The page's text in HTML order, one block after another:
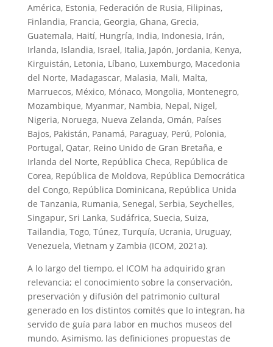
América, Estonia, Federación de Rusia, Filipinas,
Finlandia, Francia, Georgia, Ghana, Grecia,
Guatemala, Haití, Hungría, India, Indonesia, Irán,
Irlanda, Islandia, Israel, Italia, Japón, Jordania, Kenya,
Kirguistán, Letonia, Líbano, Luxemburgo, Macedonia
del Norte, Madagascar, Malasia, Mali, Malta,
Marruecos, México, Mónaco, Mongolia, Montenegro,
Mozambique, Myanmar, Nambia, Nepal, Nigel,
Nigeria, Noruega, Nueva Zelanda, Omán, Países
Bajos, Pakistán, Panamá, Paraguay, Perú, Polonia,
Portugal, Qatar, Reino Unido de Gran Bretaña, e
Irlanda del Norte, República Checa, República de
Corea, República de Moldova, República Democrática
del Congo, República Dominicana, República Unida
de Tanzania, Rumania, Senegal, Serbia, Seychelles,
Singapur, Sri Lanka, Sudáfrica, Suecia, Suiza,
Tailandia, Togo, Túnez, Turquía, Ucrania, Uruguay,
Venezuela, Vietnam y Zambia (ICOM, 2021a).
A lo largo del tiempo, el ICOM ha adquirido gran
relevancia; el conocimiento sobre la conservación,
preservación y difusión del patrimonio cultural
generado en los distintos comités que lo integran, ha
servido de guía para labor en muchos museos del
mundo. Asimismo, las definiciones propuestas de